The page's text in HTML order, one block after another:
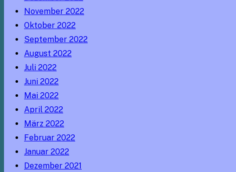
November 2022
Oktober 2022
September 2022
August 2022
Juli 2022
Juni 2022
Mai 2022
April 2022
März 2022
Februar 2022
Januar 2022
Dezember 2021